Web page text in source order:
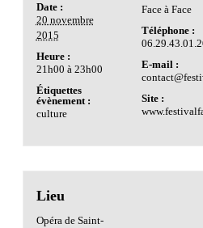
Date :
20 novembre
2015
Heure :
21h00 à 23h00
Étiquettes
évènement :
culture
Face à Face
Téléphone :
E-mail :
Site :
Lieu
Opéra de Saint-